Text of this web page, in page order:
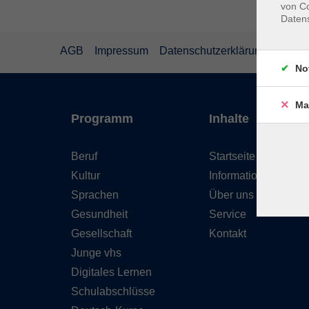
AGB Impressum Datenschutzerklärung
Programm
Beruf
Kultur
Sprachen
Gesundheit
Gesellschaft
Junge vhs
Digitales Lernen
Schulabschlüsse
Inhalte
Startseite
Informationen
Über uns
Service
Kontakt
von